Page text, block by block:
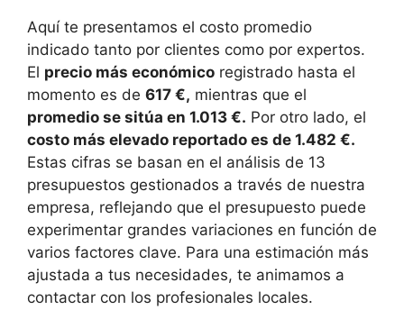
Aquí te presentamos el costo promedio
indicado tanto por clientes como por expertos.
El precio más económico registrado hasta el
momento es de 617 €, mientras que el
promedio se sitúa en 1.013 €. Por otro lado, el
costo más elevado reportado es de 1.482 €.
Estas cifras se basan en el análisis de 13
presupuestos gestionados a través de nuestra
empresa, reflejando que el presupuesto puede
experimentar grandes variaciones en función de
varios factores clave. Para una estimación más
ajustada a tus necesidades, te animamos a
contactar con los profesionales locales.